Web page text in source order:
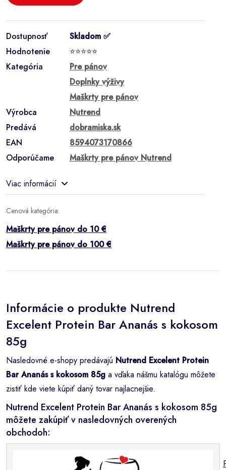
Dostupnosť
Skladom ✅
Hodnotenie
⭐⭐⭐⭐⭐
Kategória
Pre pánov
Doplnky výživy
Maškrty pre pánov
Výrobca
Nutrend
Predává
dobramiska.sk
EAN
8594073170866
Odporúčame
Maškrty pre pánov Nutrend
Viac informácií
Cenová kategória:
Maškrty pre pánov do 10 €
Maškrty pre pánov do 100 €
Informácie o produkte Nutrend
Excelent Protein Bar Ananás s kokosom
85g
Nasledovné e-shopy predávajú Nutrend Excelent Protein
Bar Ananás s kokosom 85g a vďaka nášmu katalógu môžete
zistiť kde viete kúpiť daný tovar najlacnejšie.
Nutrend Excelent Protein Bar Ananás s kokosom 85g
môžete zakúpiť v nasledovných overených
obchodoh: